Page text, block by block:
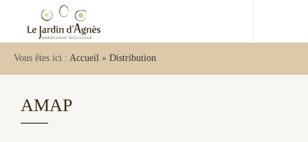
Vous êtes ici : Accueil » Distribution
AMAP